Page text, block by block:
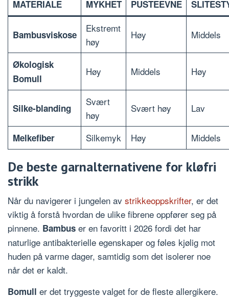
MATERIALE MYKHET PUSTEEVNE
Bambusviskose
Ekstremt
høy
Høy Middels
Økologisk
Bomull
Høy Middels Høy
Silke-blanding
Svært
høy
Svært høy Lav
Melkefiber Silkemyk Høy Middels
De beste garnalternativene for kløfri
strikk
Når du navigerer i jungelen av strikkeoppskrifter, er det
viktig å forstå hvordan de ulike fibrene oppfører seg på
pinnene. Bambus er en favoritt i 2026 fordi det har
naturlige antibakterielle egenskaper og føles kjølig mot
huden på varme dager, samtidig som det isolerer noe
når det er kaldt.
Bomull er det tryggeste valget for de fleste allergikere.